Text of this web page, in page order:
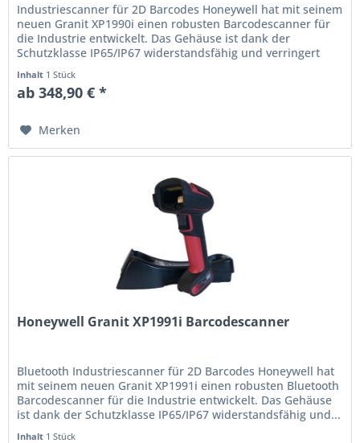
Industriescanner für 2D Barcodes Honeywell hat mit seinem
neuen Granit XP1990i einen robusten Barcodescanner für
die Industrie entwickelt. Das Gehäuse ist dank der
Schutzklasse IP65/IP67 widerstandsfähig und verringert
Inhalt 1 Stück
ab 348,90 € *
Merken
Honeywell Granit XP1991i Barcodescanner
Bluetooth Industriescanner für 2D Barcodes Honeywell hat
mit seinem neuen Granit XP1991i einen robusten Bluetooth
Barcodescanner für die Industrie entwickelt. Das Gehäuse
ist dank der Schutzklasse IP65/IP67 widerstandsfähig und...
Inhalt 1 Stück